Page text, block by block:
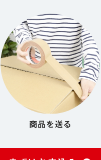
商品を送る